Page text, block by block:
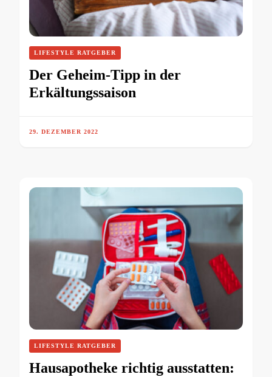
LIFESTYLE RATGEBER
Der Geheim-Tipp in der
Erkältungssaison
29. DEZEMBER 2022
LIFESTYLE RATGEBER
Hausapotheke richtig ausstatten: